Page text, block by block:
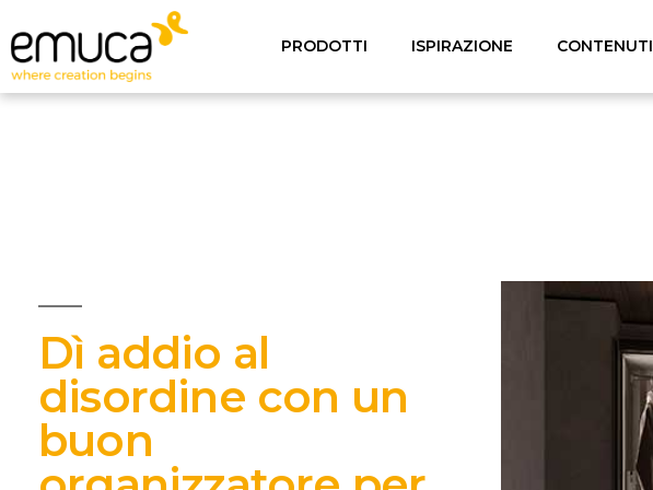
PRODOTTI ISPIRAZIONE CONTENUTI
Dì addio al
disordine con un
buon